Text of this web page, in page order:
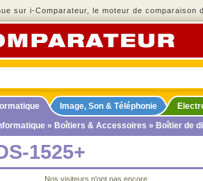
sur i-Comparateur, le moteur de comparaison
Image, Son & Téléphonie
» Boîtiers & Accessoires » Boîtier de
1525+
Nos visiteurs n'ont pas encore